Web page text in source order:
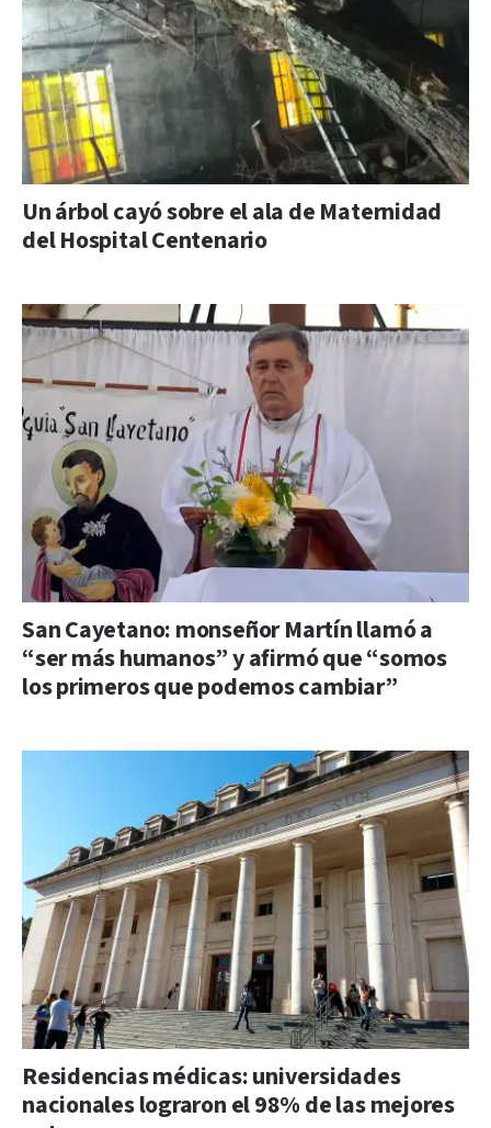
Un árbol cayó sobre el ala de Maternidad
del Hospital Centenario
San Cayetano: monseñor Martín llamó a
“ser más humanos” y afirmó que “somos
los primeros que podemos cambiar”
Residencias médicas: universidades
nacionales lograron el 98% de las mejores